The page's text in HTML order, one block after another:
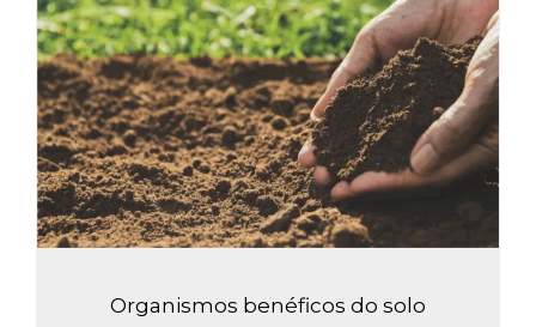
Organismos benéficos do
solo
Adubação de solo Sem categoria
Organismos benéficos do solo